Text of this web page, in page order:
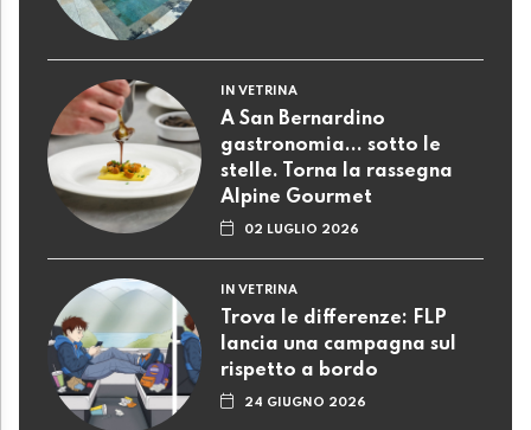
IN VETRINA
A San Bernardino
gastronomia... sotto le
stelle. Torna la rassegna
Alpine Gourmet
02 LUGLIO 2026
IN VETRINA
Trova le differenze: FLP
lancia una campagna sul
rispetto a bordo
24 GIUGNO 2026